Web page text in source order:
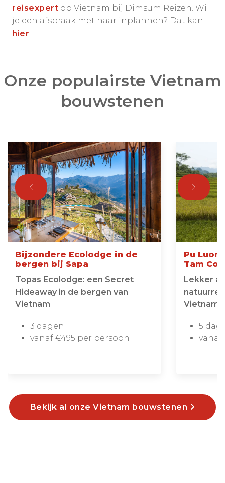
reisexpert op Vietnam bij Dimsum Reizen. Wil
je een afspraak met haar inplannen? Dat kan
hier.
Onze populairste Vietnam
bouwstenen
Bijzondere Ecolodge in de
bergen bij Sapa
Topas Ecolodge: een Secret
Hideaway in de bergen van
Vietnam
3 dagen
vanaf €495 per persoon
Pu
Tam Coc
Lekker
Vietnam
5
vanaf
Bekijk al onze Vietnam bouwstenen